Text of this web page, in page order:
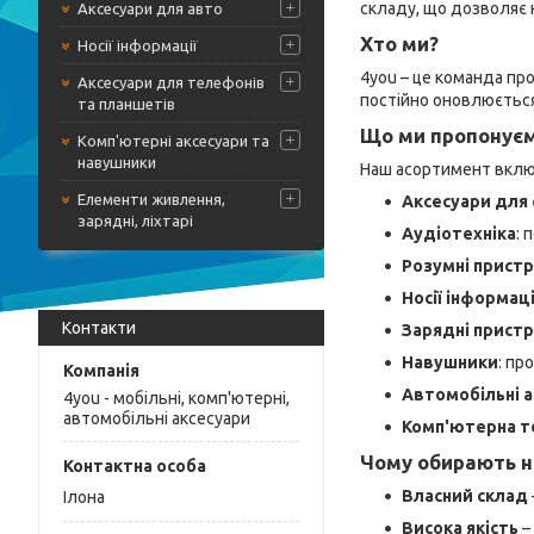
Аксесуари для авто
Носії інформації
Аксесуари для телефонів
та планшетів
Комп'ютерні аксесуари та
навушники
Елементи живлення,
зарядні, ліхтарі
Контакти
4you - мобільні, комп'ютерні,
автомобільні аксесуари
Ілона
складу, що дозволяє
Хто ми?
4you – це команда
постійно
Що ми
Наш асортимент
Аксесуари для
Аудіотехніка:
Розумні
Носії
Зарядні
Навушники:
Автомобільні
Комп'ютерна
Чому обирають
Власний склад
Висока якість –